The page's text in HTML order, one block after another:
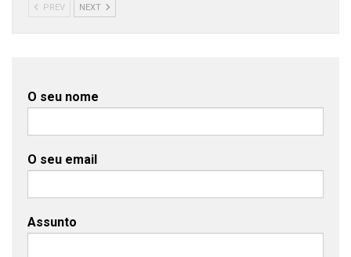
PREV NEXT
O seu nome
O seu email
Assunto